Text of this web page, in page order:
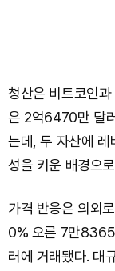
청산은 비트코인
은 2억6470만 달
는데, 두 자산에 레
성을 키운 배경으
가격 반응은 의외
0% 오른 7만
러에 거래됐다. 대